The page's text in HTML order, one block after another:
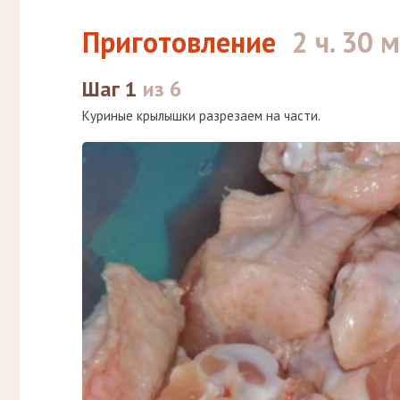
Приготовление 2 ч. 30
Шаг 1 из 6
Куриные крылышки разрезаем на части.